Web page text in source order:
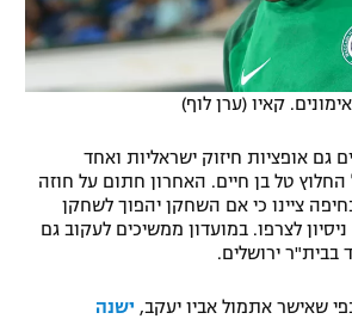
קאיו (ערן לוף)
גם אופציות חיזוק ישראליות ואחד
טל בן חיים. האחרון חתום על חוזה
ציינו כי אם השחקן יהפוך לשחקן
לצרפו. במועדון ממשיכים לעקוב גם
בבית"ר ירושלים.
שאישר אתמול אביו יעקב, ישנה